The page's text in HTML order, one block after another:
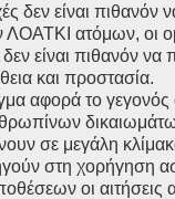
δεν είναι πιθανόν
ΛΟΑΤΚΙ ατόμων, οι
είναι πιθανόν
και προστασία.
αφορά το γεγονός
σε μεγάλη
στη χορήγηση
οι